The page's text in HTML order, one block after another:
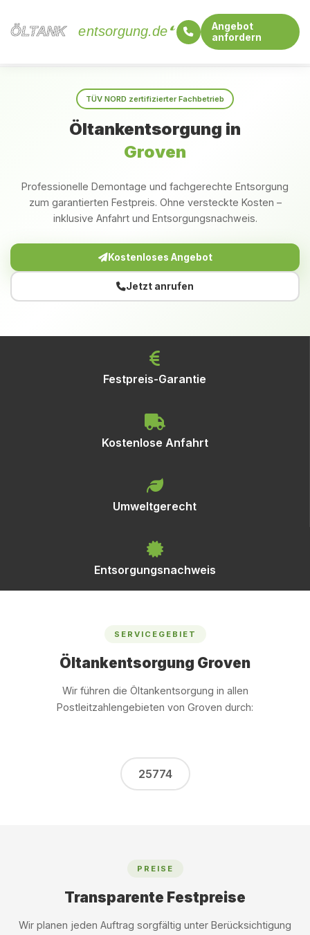
ÖLTANK
ÖLTANK entsorgung.de
Angebot
anfordern
TÜV NORD zertifizierter Fachbetrieb
Öltankentsorgung in
Groven
Professionelle Demontage und fachgerechte Entsorgung
zum garantierten Festpreis. Ohne versteckte Kosten –
inklusive Anfahrt und Entsorgungsnachweis.
Kostenloses Angebot
Jetzt anrufen
Festpreis-Garantie
Kostenlose Anfahrt
Umweltgerecht
Entsorgungsnachweis
SERVICEGEBIET
Öltankentsorgung Groven
Wir führen die Öltankentsorgung in allen
Postleitzahlengebieten von Groven durch:
25774
PREISE
Transparente Festpreise
Wir planen jeden Auftrag sorgfältig unter Berücksichtigung